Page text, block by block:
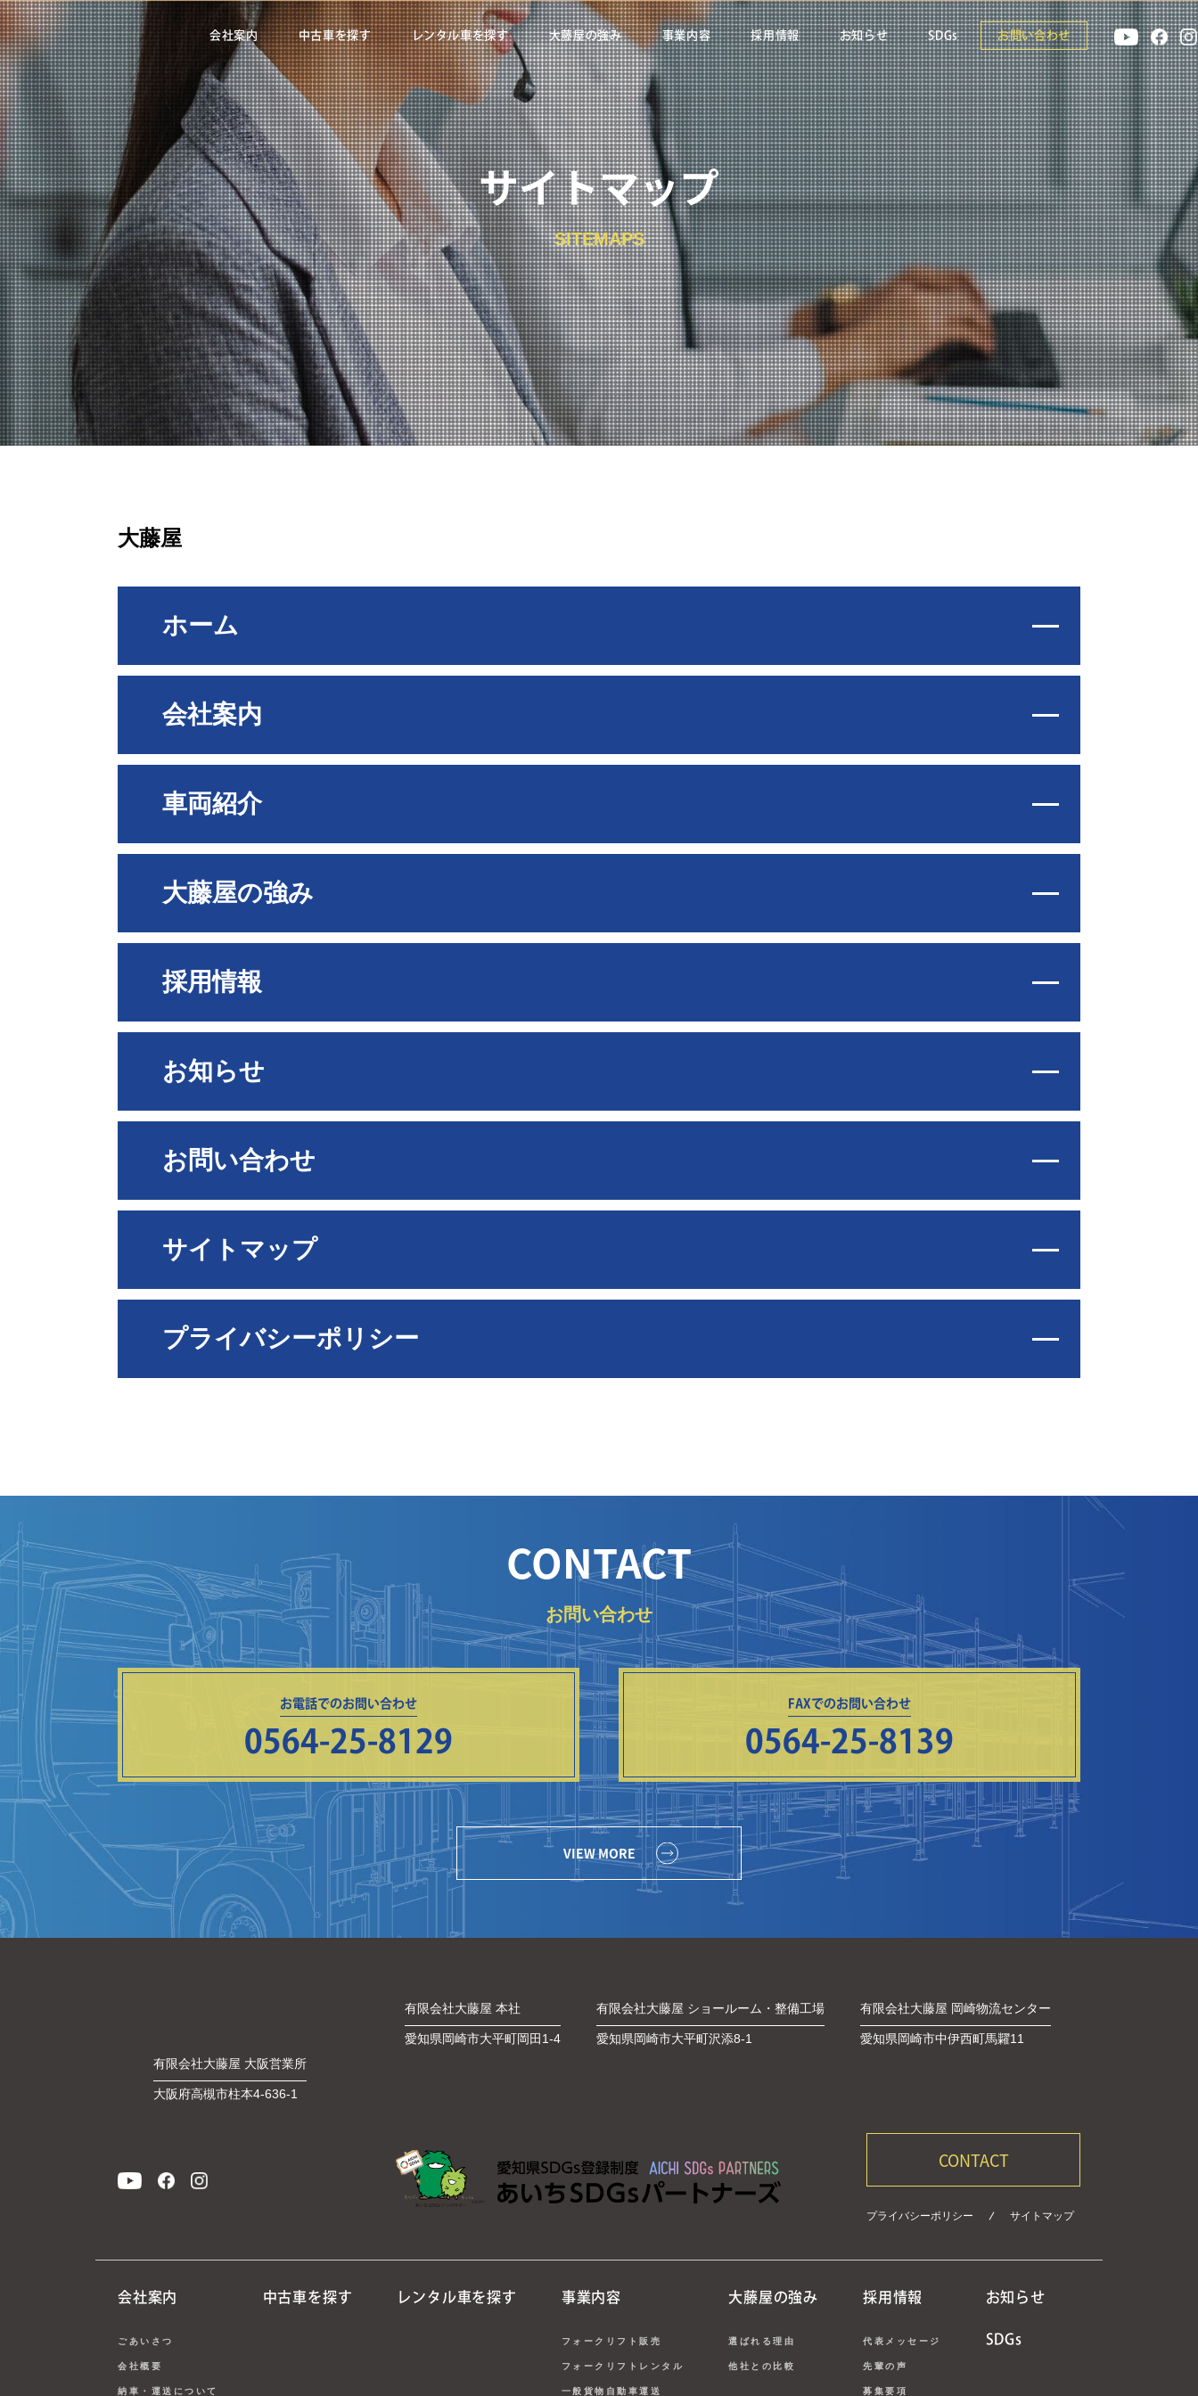
会社案内 中古車を探す レンタル車を探す 大藤屋の強み 事業内容 採用情報 お知らせ SDGs お問い合わせ
サイトマップ
SITEMAPS
大藤屋
ホーム
会社案内
車両紹介
大藤屋の強み
採用情報
お知らせ
お問い合わせ
サイトマップ
プライバシーポリシー
CONTACT
お問い合わせ
お電話でのお問い合わせ
0564-25-8129
FAXでのお問い合わせ
0564-25-8139
VIEW MORE
有限会社大藤屋 本社
愛知県岡崎市大平町岡田1-4
有限会社大藤屋 ショールーム・整備工場
愛知県岡崎市大平町沢添8-1
有限会社大藤屋 岡崎物流センター
愛知県岡崎市中伊西町馬糶11
有限会社大藤屋 大阪営業所
大阪府高槻市柱本4-636-1
CONTACT
プライバシーポリシー サイトマップ
会社案内
ごあいさつ
会社概要
納車・運送について
中古車を探す レンタル車を探す 事業内容
フォークリフト販売
フォークリフトレンタル
一般貨物自動車運送
大藤屋の強み
選ばれる理由
他社との比較
採用情報
代表メッセージ
先輩の声
募集要項
お知らせ
SDGs